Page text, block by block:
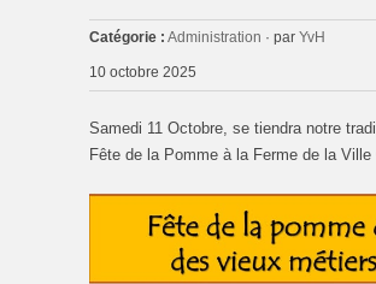
Catégorie : Administration · par YvH
10 octobre 2025
Samedi 11 Octobre, se tiendra notre
Fête de la Pomme à la Ferme de la Ville